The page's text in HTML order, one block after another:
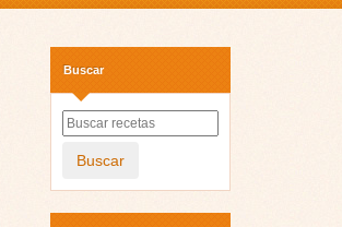
Buscar
Buscar